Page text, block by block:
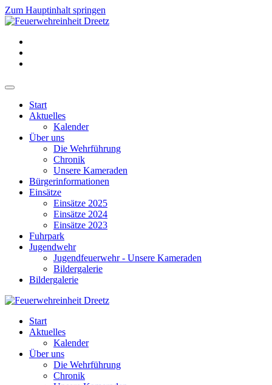
Zum Hauptinhalt springen
Start
Aktuelles
Kalender
Über uns
Die Wehrführung
Chronik
Unsere Kameraden
Bürgerinformationen
Einsätze
Einsätze 2025
Einsätze 2024
Einsätze 2023
Fuhrpark
Jugendwehr
Jugendfeuerwehr - Unsere Kameraden
Bildergalerie
Bildergalerie
Start
Aktuelles
Kalender
Über uns
Die Wehrführung
Chronik